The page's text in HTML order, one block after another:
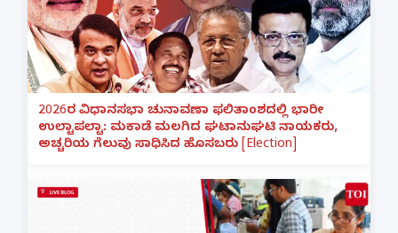
2026ರ ವಿಧಾನಸಭಾ ಚುನಾವಣಾ ಫಲಿತಾಂಶದಲ್ಲಿ ಭಾರೀ
ಉಲ್ಟಾಪಲ್ಟಾ: ಮಕಾಡೆ ಮಲಗಿದ ಘಟಾನುಘಟಿ ನಾಯಕರು,
ಅಚ್ಚರಿಯ ಗೆಲುವು ಸಾಧಿಸಿದ ಹೊಸಬರು [Election]